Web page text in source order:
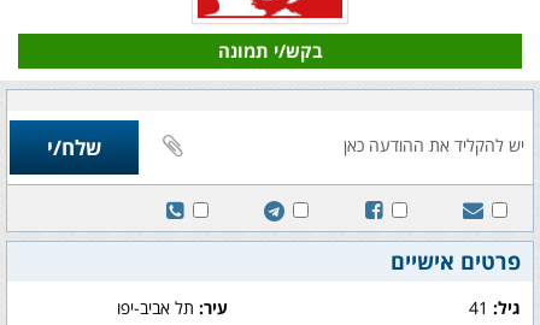
בקש/י תמונה
פרטים אישיים
גיל: עיר:תל אביב-יפו